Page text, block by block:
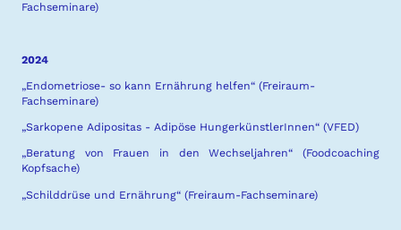
Fachseminare)
2024
„Endometriose- so kann Ernährung helfen“ (Freiraum-
Fachseminare)
„Sarkopene Adipositas - Adipöse HungerkünstlerInnen“ (VFED)
„Beratung von Frauen in den Wechseljahren“
(Foodcoaching
Kopfsache)
„Schilddrüse und Ernährung“ (Freiraum-Fachseminare)